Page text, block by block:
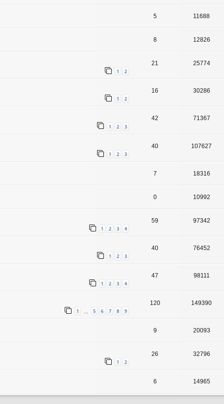
5 11688
8 12826
1 2
21 25774
1 2
16 30286
1 2 3
42 71367
1 2 3
40 107627
7 18316
0 10992
1 2 3 4
59 97342
1 2 3
40 76452
1 2 3 4
47 98111
1 … 5 6 7 8 9
120 149390
9 20093
1 2
26 32796
6 14965